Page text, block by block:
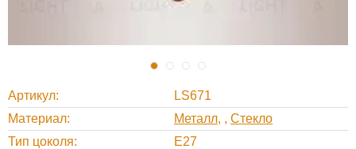
Артикул
LS671
Материал
Металл , Стекло
Тип цоколя
E27